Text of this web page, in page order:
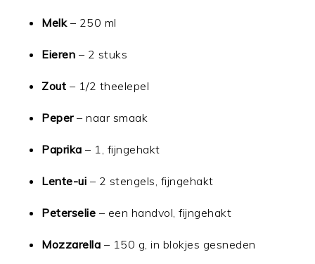
Melk– 250 ml
Eieren – 2 stuks
Zout – 1/2 theelepel
Peper– naar smaak
Paprika – 1, fijngehakt
Lente-ui – 2 stengels, fijngehakt
Peterselie – een handvol, fijngehakt
Mozzarella – 150 g, in blokjes gesneden